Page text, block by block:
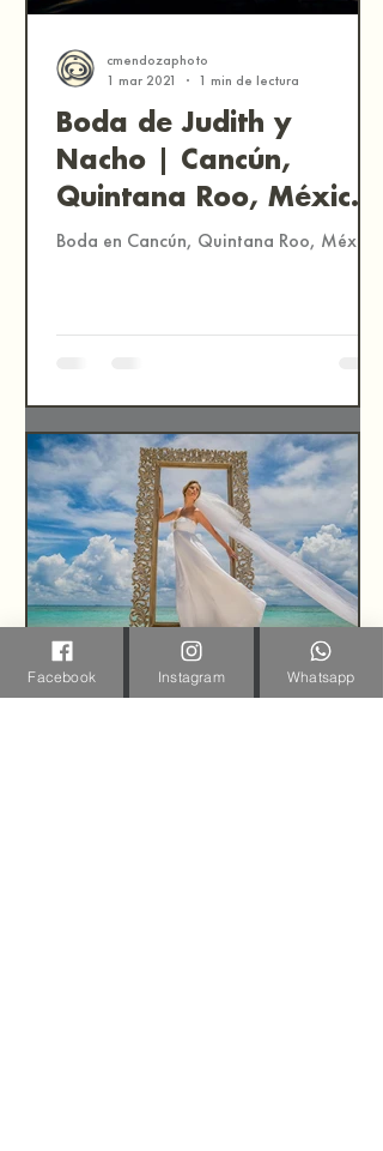
Boda de Judith y
Nacho | Cancún,
Quintana Roo, México
| Fotografía
Boda en Cancún, Quintana Roo, México.
cmendozaphoto
1 mar 2021
1 min de lectura
cmendozaphoto
Facebook Instagram Whatsapp